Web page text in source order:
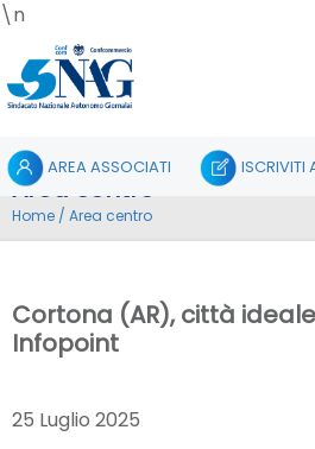
\n
AREA ASSOCIATI ISCRIVITI
Area centro
Home / Area centro
Cortona (AR), città
Infopoint
25 Luglio 2025